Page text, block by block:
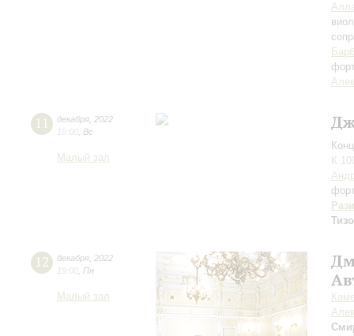
11 декабря 2022
19:00 Вс
Малый зал
К
12 декабря 2022
19:00 Пн
Малый зал